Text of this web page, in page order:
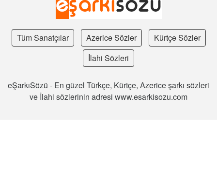
Tüm Sanatçılar Azerice Sözler
Kürtçe Sözler
İlahi Sözleri
eŞarkıSözü - En güzel Türkçe, Kürtçe, Azerice şarkı sözleri
ve İlahi sözlerinin adresi www.esarkisozu.com